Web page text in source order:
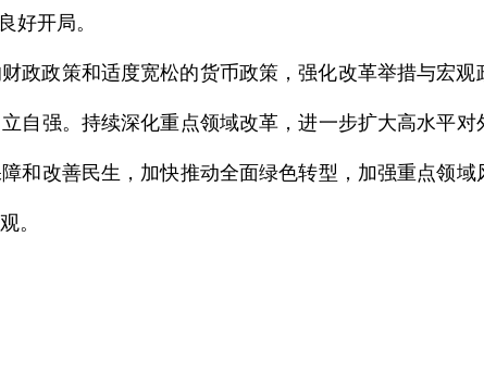
好开局。
政政策和适度宽松的货币政策，强化改革举措与宏
自强。持续深化重点领域改革，进一步扩大高水平
和改善民生，加快推动全面绿色转型，加强重点领
。